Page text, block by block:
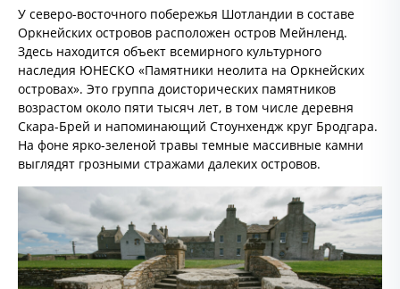
У северо-восточного побережья Шотландии в составе
Оркнейских островов расположен остров Мейнленд.
Здесь находится объект всемирного культурного
наследия ЮНЕСКО «Памятники неолита на Оркнейских
островах». Это группа доисторических памятников
возрастом около пяти тысяч лет, в том числе деревня
Скара-Брей и напоминающий Стоунхендж круг Бродгара.
На фоне ярко-зеленой травы темные массивные камни
выглядят грозными стражами далеких островов.